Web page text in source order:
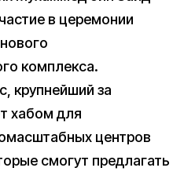
в церемонии
комплекса.
крупнейший за
хабом для
центров
смогут предлагать